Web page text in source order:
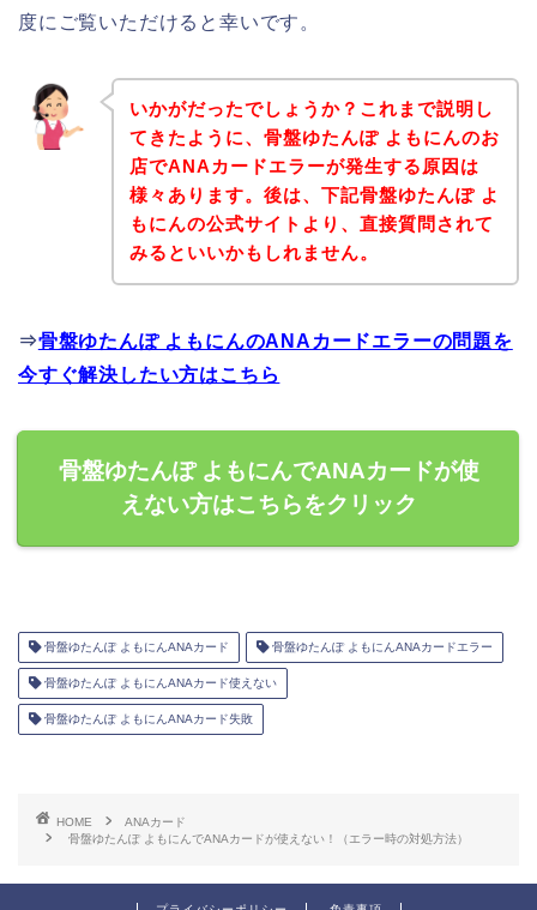
度にご覧いただけると幸いです。
いかがだったでしょうか？これまで説明し
てきたように、骨盤ゆたんぽ よもにんのお
店でANAカードエラーが発生する原因は
様々あります。後は、下記骨盤ゆたんぽ よ
もにんの公式サイトより、直接質問されて
みるといいかもしれません。
⇒骨盤ゆたんぽ よもにんのANAカードエラーの問題を
今すぐ解決したい方はこちら
骨盤ゆたんぽ よもにんでANAカードが使
えない方はこちらをクリック
骨盤ゆたんぽ よもにんANAカード 骨盤ゆたんぽ よもにんANAカードエラー
骨盤ゆたんぽ よもにんANAカード使えない
骨盤ゆたんぽ よもにんANAカード失敗
HOME
ANAカード
骨盤ゆたんぽ よもにんでANAカードが使えない！（エラー時の対処方法）